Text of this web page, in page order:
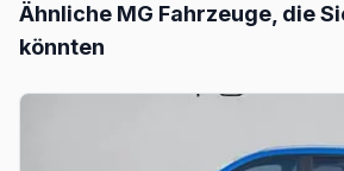
Ähnliche MG Fahrzeuge, die
könnten